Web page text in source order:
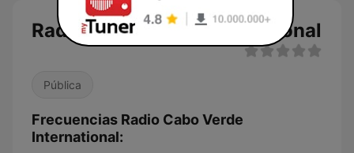
Radio Cabo Verde International
Pública
Frecuencias Radio Cabo Verde
International: